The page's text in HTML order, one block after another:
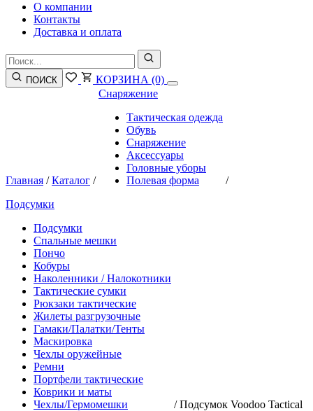
О компании
Контакты
Доставка и оплата
ПОИСК КОРЗИНА (0)
Главная /Каталог /
Снаряжение
Тактическая одежда
Обувь
Снаряжение
Аксессуары
Головные уборы
Полевая форма
/
Подсумки
Подсумки
Спальные мешки
Пончо
Кобуры
Наколенники / Налокотники
Тактические сумки
Рюкзаки тактические
Жилеты разгрузочные
Гамаки/Палатки/Тенты
Маскировка
Чехлы оружейные
Ремни
Портфели тактические
Коврики и маты
Чехлы/Гермомешки
/Подсумок Voodoo Tactical